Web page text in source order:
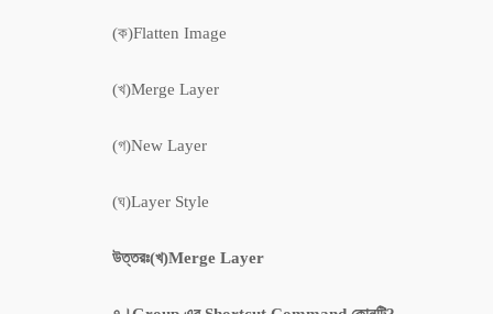
(ক)Flatten Image
(খ)Merge Layer
(গ)New Layer
(ঘ)Layer Style
উত্তরঃ(খ)Merge Layer